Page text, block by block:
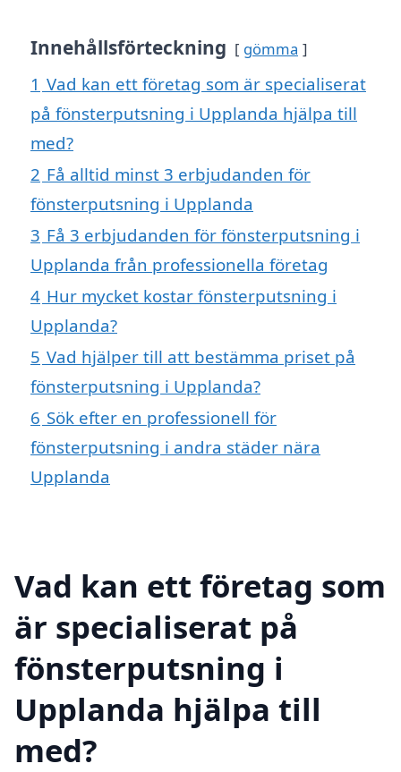
Innehållsförteckning gömma
1 Vad kan ett företag som är specialiserat
på fönsterputsning i Upplanda hjälpa till
med?
2 Få alltid minst 3 erbjudanden för
fönsterputsning i Upplanda
3 Få 3 erbjudanden för fönsterputsning i
Upplanda från professionella företag
4 Hur mycket kostar fönsterputsning i
Upplanda?
5 Vad hjälper till att bestämma priset på
fönsterputsning i Upplanda?
6 Sök efter en professionell för
fönsterputsning i andra städer nära
Upplanda
Vad kan ett företag som
är specialiserat på
fönsterputsning i
Upplanda hjälpa till
med?